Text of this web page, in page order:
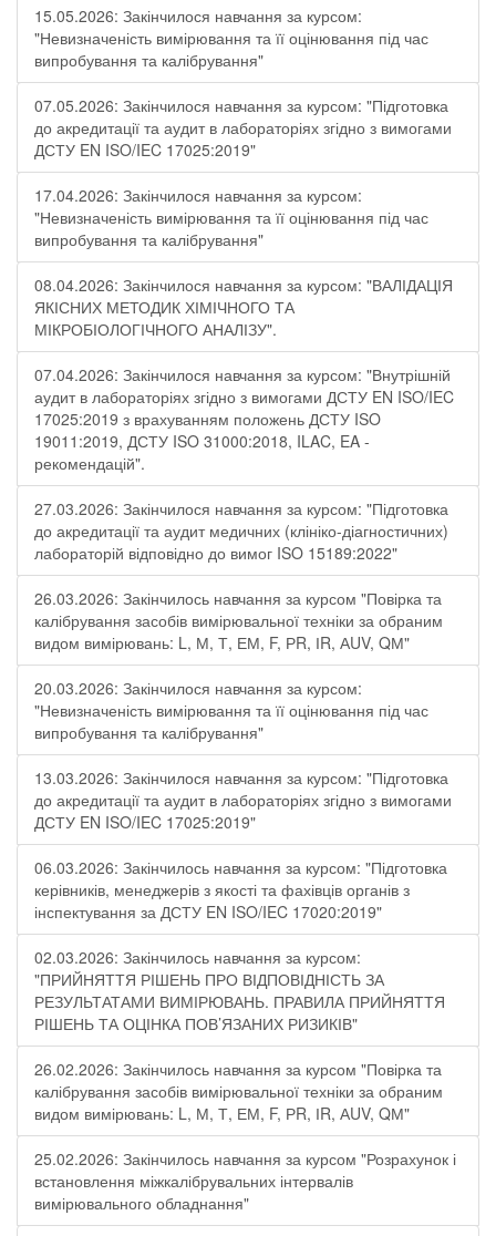
15.05.2026: Закінчилося навчання за курсом:
"Невизначеність вимірювання та її оцінювання під час
випробування та калібрування"
07.05.2026: Закінчилося навчання за курсом: "Підготовка
до акредитації та аудит в лабораторіях згідно з вимогами
ДСТУ EN ISO/IEC 17025:2019"
17.04.2026: Закінчилося навчання за курсом:
"Невизначеність вимірювання та її оцінювання під час
випробування та калібрування"
08.04.2026: Закінчилося навчання за курсом: "ВАЛІДАЦІЯ
ЯКІСНИХ МЕТОДИК ХІМІЧНОГО ТА
МІКРОБІОЛОГІЧНОГО АНАЛІЗУ".
07.04.2026: Закінчилося навчання за курсом: "Внутрішній
аудит в лабораторіях згідно з вимогами ДСТУ EN ISO/IEC
17025:2019 з врахуванням положень ДСТУ ISO
19011:2019, ДСТУ ISO 31000:2018, ILAC, EA -
рекомендацій".
27.03.2026: Закінчилося навчання за курсом: "Підготовка
до акредитації та аудит медичних (клініко-діагностичних)
лабораторій відповідно до вимог ISO 15189:2022"
26.03.2026: Закінчилось навчання за курсом "Повірка та
калібрування засобів вимірювальної техніки за обраним
видом вимірювань: L, М, Т, ЕМ, F, РR, ІR, АUV, QМ"
20.03.2026: Закінчилося навчання за курсом:
"Невизначеність вимірювання та її оцінювання під час
випробування та калібрування"
13.03.2026: Закінчилося навчання за курсом: "Підготовка
до акредитації та аудит в лабораторіях згідно з вимогами
ДСТУ EN ISO/IEC 17025:2019"
06.03.2026: Закінчилось навчання за курсом: "Підготовка
керівників, менеджерів з якості та фахівців органів з
інспектування за ДСТУ EN ISO/IEC 17020:2019"
02.03.2026: Закінчилось навчання за курсом:
"ПРИЙНЯТТЯ РІШЕНЬ ПРО ВІДПОВІДНІСТЬ ЗА
РЕЗУЛЬТАТАМИ ВИМІРЮВАНЬ. ПРАВИЛА ПРИЙНЯТТЯ
РІШЕНЬ ТА ОЦІНКА ПОВ’ЯЗАНИХ РИЗИКІВ"
26.02.2026: Закінчилось навчання за курсом "Повірка та
калібрування засобів вимірювальної техніки за обраним
видом вимірювань: L, М, Т, ЕМ, F, РR, ІR, АUV, QМ"
25.02.2026: Закінчилось навчання за курсом "Розрахунок і
встановлення міжкалібрувальних інтервалів
вимірювального обладнання"